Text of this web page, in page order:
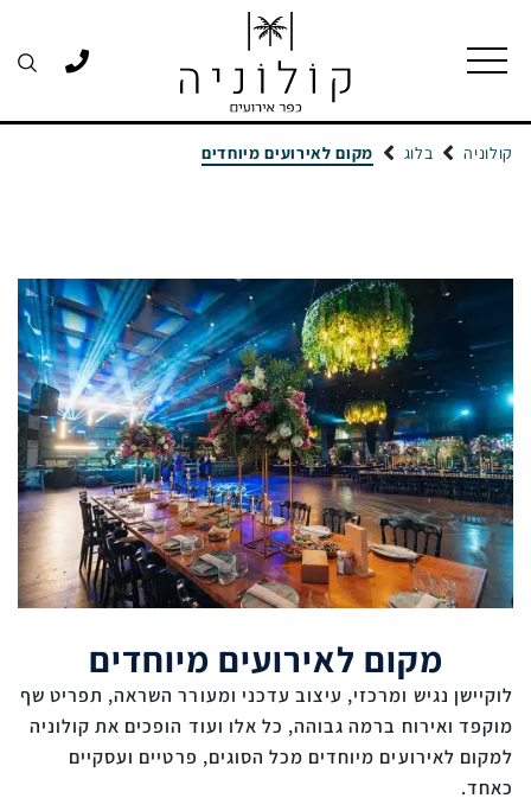
קולוניה בלוג מקום לאירועים מיוחדים
מקום לאירועים מיוחדים
לוקיישן נגיש ומרכזי, עיצוב עדכני ומעורר השראה, תפריט שף
מוקפד ואירוח ברמה גבוהה, כל אלו ועוד הופכים את קולוניה
למקום לאירועים מיוחדים מכל הסוגים, פרטיים ועסקיים
כאחד.